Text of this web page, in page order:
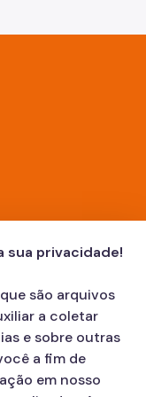
São Paulo
de São Paulo
sua privacidade!
são arquivos
a coletar
e sobre outras
a fim de
em nosso